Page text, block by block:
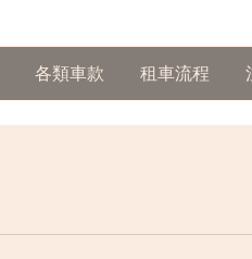
各類車款 租車流程